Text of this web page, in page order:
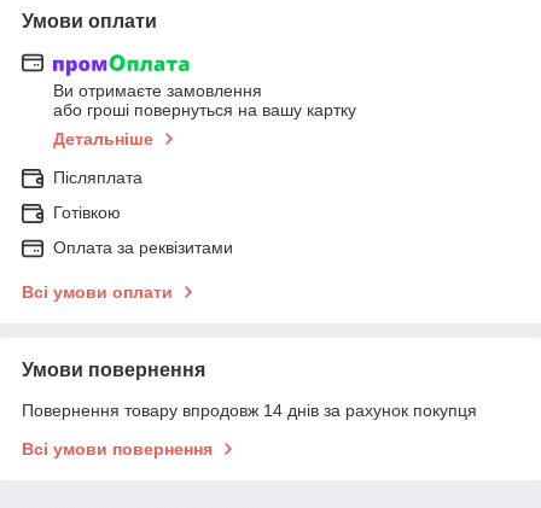
Умови оплати
Ви отримаєте замовлення
або гроші повернуться на вашу картку
Детальніше
Післяплата
Готівкою
Оплата за реквізитами
Всі умови оплати
Умови повернення
Повернення товару впродовж 14 днів за рахунок покупця
Всі умови повернення